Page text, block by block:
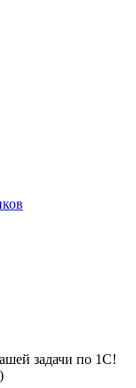
задачи по 1С!